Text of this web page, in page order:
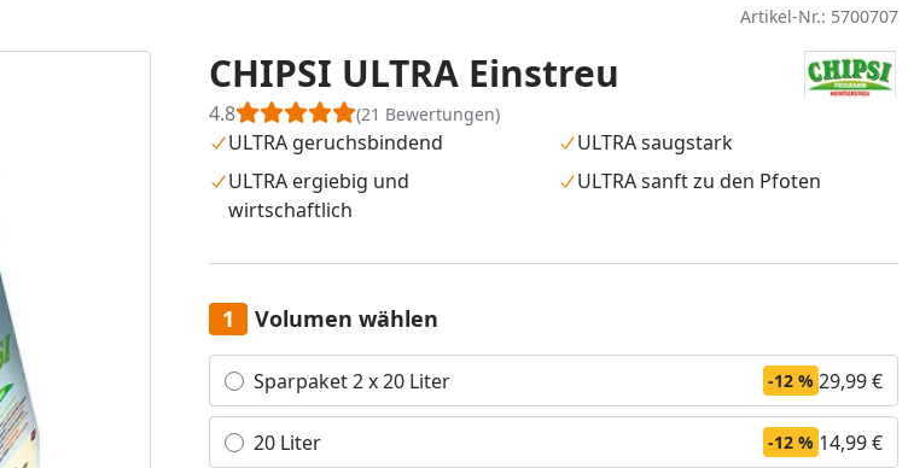
Artikel-Nr.: 5700707
CHIPSI ULTRA Einstreu
4.8 (21 Bewertungen)
ULTRA geruchsbindend
ULTRA saugstark
ULTRA ergiebig und
wirtschaftlich
ULTRA sanft zu den Pfoten
Volumen wählen
Alle anzeigen (3)
Sparpaket 2 x 20 Liter -12 % 29,99 €
20 Liter -12 % 14,99 €